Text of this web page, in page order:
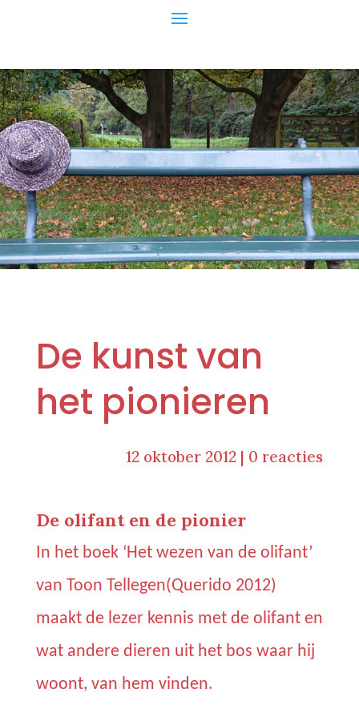
De kunst van
het pionieren
12 oktober 2012 | 0 reacties
De olifant en de pionier
In het boek ‘Het wezen van de olifant’
van Toon Tellegen(Querido 2012)
maakt de lezer kennis met de olifant en
wat andere dieren uit het bos waar hij
woont, van hem vinden.